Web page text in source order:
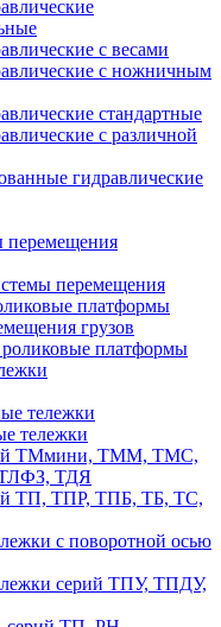
с весами
с ножничным
стандартные
с различной
гидравлические
перемещения
перемещения
платформы
грузов
платформы
тележки
тележки
ТМмини, ТММ, ТМС,
ТДЯ
ТП, ТПР, ТПБ, ТБ, ТС,
с поворотной осью
серий ТПУ, ТПДУ,